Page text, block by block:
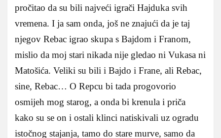
pročitao da su bili najveći igrači Hajduka svih
vremena. I ja sam onda, još ne znajući da je taj
njegov Rebac igrao skupa s Bajdom i Franom,
mislio da moj stari nikada nije gledao ni Vukasa ni
Matošića. Veliki su bili i Bajdo i Frane, ali Rebac,
sine, Rebac… O Repcu bi tada progovorio
osmijeh mog starog, a onda bi krenula i priča
kako su se on i ostali klinci natiskivali uz ogradu
istočnog stajanja, tamo do stare murve, samo da